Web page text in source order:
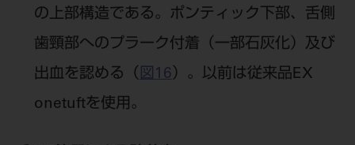
の上部構造である。ポンティック下部、舌側
歯頸部へのプラーク付着（一部石灰化）及び
出血を認める（ 図16）。以前は従来品EX
onetuftを使用。